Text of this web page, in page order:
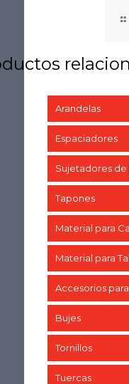
Arandelas
Espaciadores
Sujetadores de
Tapones
Material para
Material para
Accesorios
Bujes
Tornillos
Tuercas